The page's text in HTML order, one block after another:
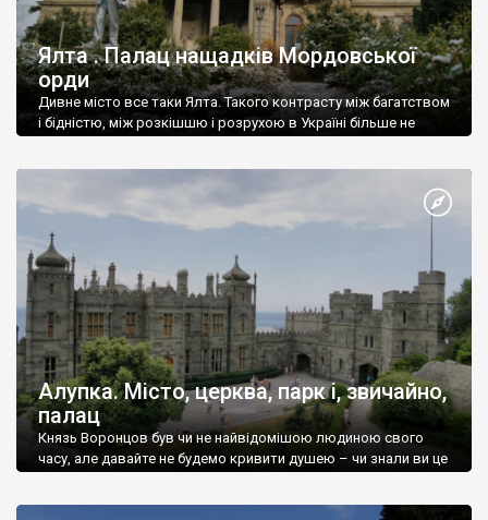
Ялта . Палац нащадків Мордовської
орди
Дивне місто все таки Ялта. Такого контрасту між багатством
і бідністю, між розкішшю і розрухою в Україні більше не
Алупка. Місто, церква, парк і, звичайно,
палац
Князь Воронцов був чи не найвідомішою людиною свого
часу, але давайте не будемо кривити душею – чи знали ви це